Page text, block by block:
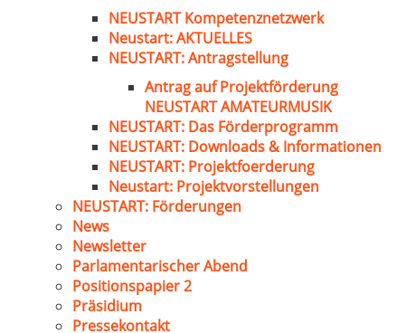
NEUSTART Kompetenznetzwerk
Neustart: AKTUELLES
NEUSTART: Antragstellung
Antrag auf Projektförderung
NEUSTART AMATEURMUSIK
NEUSTART: Das Förderprogramm
NEUSTART: Downloads & Informationen
NEUSTART: Projektfoerderung
Neustart: Projektvorstellungen
NEUSTART: Förderungen
News
Newsletter
Parlamentarischer Abend
Positionspapier 2
Präsidium
Pressekontakt